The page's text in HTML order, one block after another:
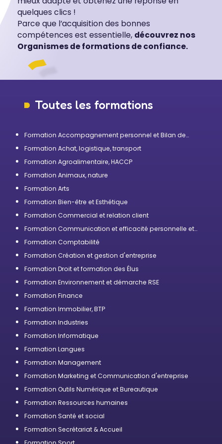
quelques clics !
Parce que l’acquisition des bonnes
compétences est essentielle, découvrez nos
Organismes de formations de confiance.
Toutes les formations
Formation Accompagnement personnel et Bilan de
Formation Achat, logistique, transport
Formation Agroalimentaire, HACCP
Formation Animaux, nature
Formation Arts
Formation Bien-être et Esthétique
Formation Commercial et relation client
Formation Communication et efficacité personnelle et
Formation Comptabilité
Formation Création et gestion d'entreprise
Formation Droit et formation des Élus
Formation Environnement et démarche RSE
Formation Finance
Formation Immobilier, BTP
Formation Industries
Formation Informatique
Formation Langues
Formation Management
Formation Marketing et Communication d'entreprise
Formation Outils Numérique et Bureautique
Formation Ressources humaines
Formation Santé et social
Formation Secrétariat & Accueil